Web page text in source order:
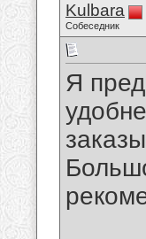
Kulbara
Собеседник
Я